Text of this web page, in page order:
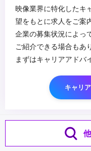
映像業界に特化したキ
望をもとに求人をご案
企業の募集状況によっ
ご紹介できる場合もあ
まずはキャリアアドバ
キャリ